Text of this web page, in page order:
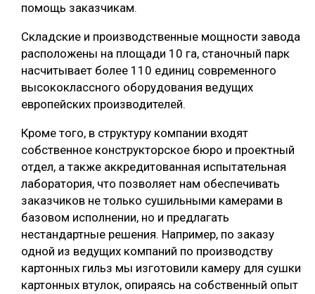
помощь заказчикам.
Складские и производственные мощности завода
расположены на площади 10 га, станочный парк
насчитывает более 110 единиц современного
высококлассного оборудования ведущих
европейских производителей.
Кроме того, в структуру компании входят
собственное конструкторское бюро и проектный
отдел, а также аккредитованная испытательная
лаборатория, что позволяет нам обеспечивать
заказчиков не только сушильными камерами в
базовом исполнении, но и предлагать
нестандартные решения. Например, по заказу
одной из ведущих компаний по производству
картонных гильз мы изготовили камеру для сушки
картонных втулок, опираясь на собственный опыт